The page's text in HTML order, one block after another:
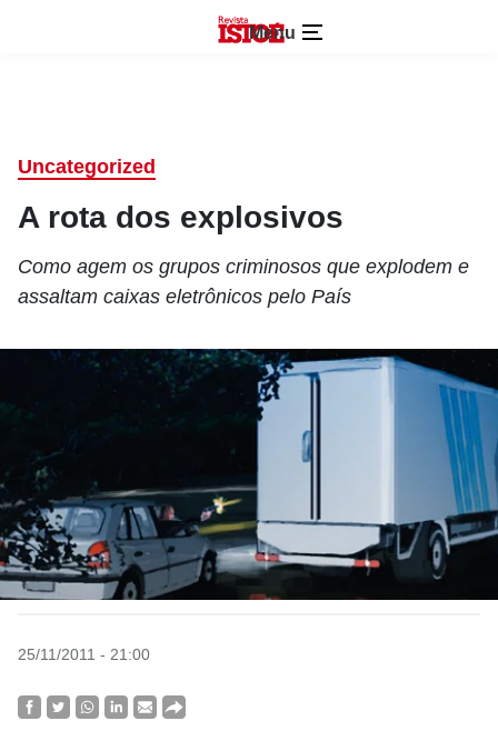
Menu
Uncategorized
A rota dos explosivos
Como agem os grupos criminosos que explodem e
assaltam caixas eletrônicos pelo País
25/11/2011 - 21:00